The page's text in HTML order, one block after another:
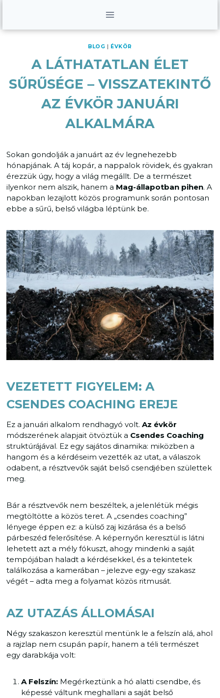
BLOG | ÉVKÖR
A LÁTHATATLAN ÉLET
SŰRŰSÉGE – VISSZATEKINTŐ
AZ ÉVKÖR JANUÁRI
ALKALMÁRA
Sokan gondolják a januárt az év legnehezebb
hónapjának. A táj kopár, a nappalok rövidek, és gyakran
érezzük úgy, hogy a világ megállt. De a természet
ilyenkor nem alszik, hanem a Mag-állapotban pihen. A
napokban lezajlott közös programunk során pontosan
ebbe a sűrű, belső világba léptünk be.
VEZETETT FIGYELEM: A
CSENDES COACHING EREJE
Ez a januári alkalom rendhagyó volt. Az évkör
módszerének alapjait ötvöztük a Csendes Coaching
struktúrájával. Ez egy sajátos dinamika: miközben a
hangom és a kérdéseim vezették az utat, a válaszok
odabent, a résztvevők saját belső csendjében születtek
meg.
Bár a résztvevők nem beszéltek, a jelenlétük mégis
megtöltötte a közös teret. A „csendes coaching”
lényege éppen ez: a külső zaj kizárása és a belső
párbeszéd felerősítése. A képernyőn keresztül is látni
lehetett azt a mély fókuszt, ahogy mindenki a saját
tempójában haladt a kérdésekkel, és a tekintetek
találkozása a kamerában – jelezve egy-egy szakasz
végét – adta meg a folyamat közös ritmusát.
AZ UTAZÁS ÁLLOMÁSAI
Négy szakaszon keresztül mentünk le a felszín alá, ahol
a rajzlap nem csupán papír, hanem a téli természet
egy darabkája volt:
A Felszín:Megérkeztünk a hó alatti csendbe, és
képessé váltunk meghallani a saját belső